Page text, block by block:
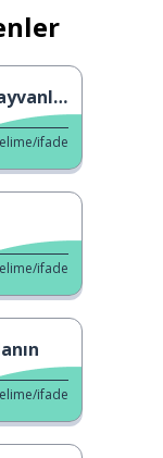
2
ifade
ifade
ifade